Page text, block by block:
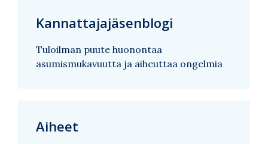
Kannattajajäsenblogi
Tuloilman puute huonontaa
asumismukavuutta ja aiheuttaa ongelmia
Aiheet